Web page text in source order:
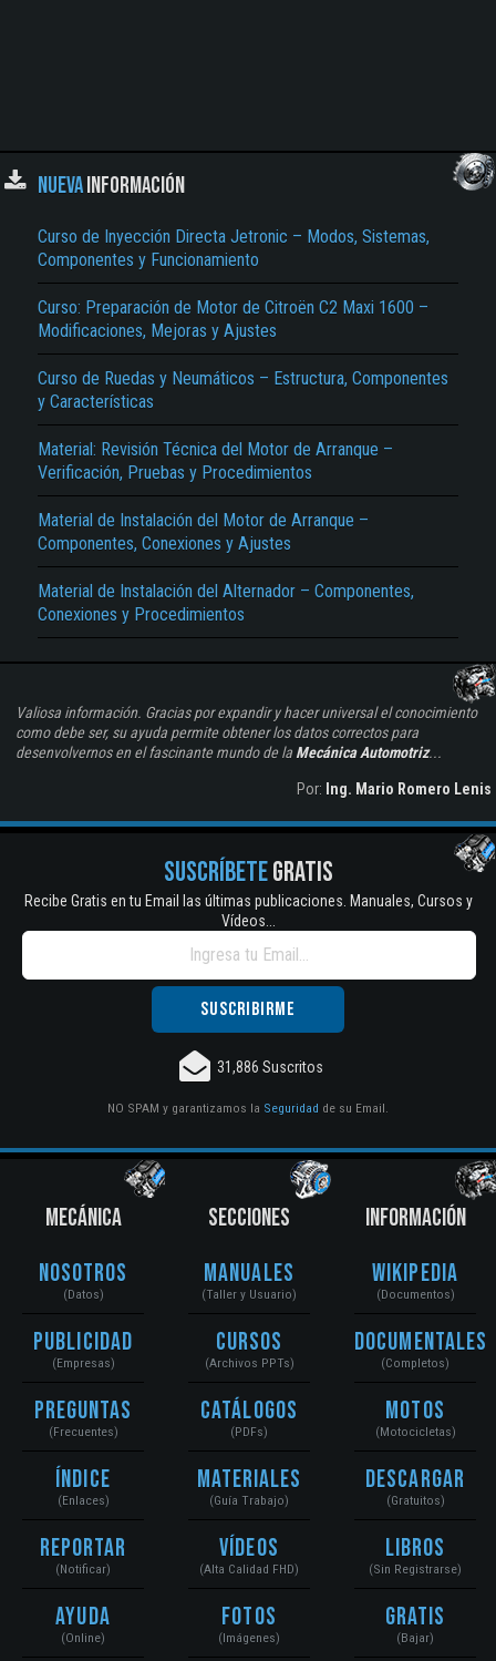
NUEVAINFORMACIÓN
Curso de Inyección Directa Jetronic – Modos, Sistemas,
Componentes y Funcionamiento
Curso: Preparación de Motor de Citroën C2 Maxi 1600 –
Modificaciones, Mejoras y Ajustes
Curso de Ruedas y Neumáticos – Estructura, Componentes
y Características
Material: Revisión Técnica del Motor de Arranque –
Verificación, Pruebas y Procedimientos
Material de Instalación del Motor de Arranque –
Componentes, Conexiones y Ajustes
Material de Instalación del Alternador – Componentes,
Conexiones y Procedimientos
Valiosa información. Gracias por expandir y hacer universal el conocimiento
como debe ser, su ayuda permite obtener los datos correctos para
desenvolvernos en el fascinante mundo de la Mecánica Automotriz...
Por: Ing. Mario Romero Lenis
SUSCRÍBETEGRATIS
Recibe Gratis en tu Email las últimas publicaciones. Manuales, Cursos y
Vídeos...
31,886 Suscritos
NO SPAM y garantizamos la Seguridad de su Email.
MECÁNICA
Nosotros
(Datos)
Publicidad
(Empresas)
Preguntas
(Frecuentes)
Índice
(Enlaces)
Reportar
(Notificar)
Ayuda
(Online)
SECCIONES
Manuales
(Taller y Usuario)
Cursos
(Archivos PPTs)
Catálogos
(PDFs)
Materiales
(Guía Trabajo)
Vídeos
(Alta Calidad FHD)
Fotos
(Imágenes)
INFORMACIÓN
Wikipedia
(Documentos)
Documentales
(Completos)
Motos
(Motocicletas)
Descargar
(Gratuitos)
Libros
(Sin Registrarse)
Gratis
(Bajar)